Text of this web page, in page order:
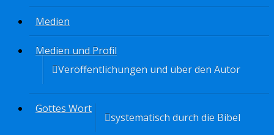
Medien
Medien und Profil
Veröffentlichungen und über den Autor
Gottes Wort
systematisch durch die Bibel